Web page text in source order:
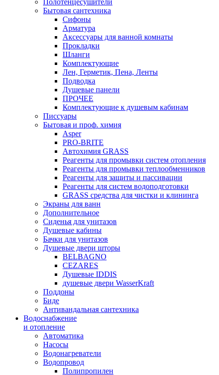
Полотенцесушители
Бытовая сантехника
Сифоны
Арматура
Аксессуары для ванной комнаты
Прокладки
Шланги
Комплектующие
Лен, Герметик, Пена, Ленты
Подводка
Душевые панели
ПРОЧЕЕ
Комплектующие к душевым кабинам
Писсуары
Бытовая и проф. химия
Asper
PRO-BRITE
Автохимия GRASS
Реагенты для промывки систем отопления
Реагенты для промывки теплообменников
Реагенты для защиты и пассивации
Реагенты для систем водоподготовки
GRASS средства для чистки и клининга
Экраны для ванн
Дополнительное
Сиденья для унитазов
Душевые кабины
Бачки для унитазов
Душевые двери шторы
BELBAGNO
CEZARES
Душевые IDDIS
душевые двери WasserKraft
Поддоны
Биде
Антивандальная сантехника
Водоснабжение
и отопление
Автоматика
Насосы
Водонагреватели
Водопровод
Полипропилен